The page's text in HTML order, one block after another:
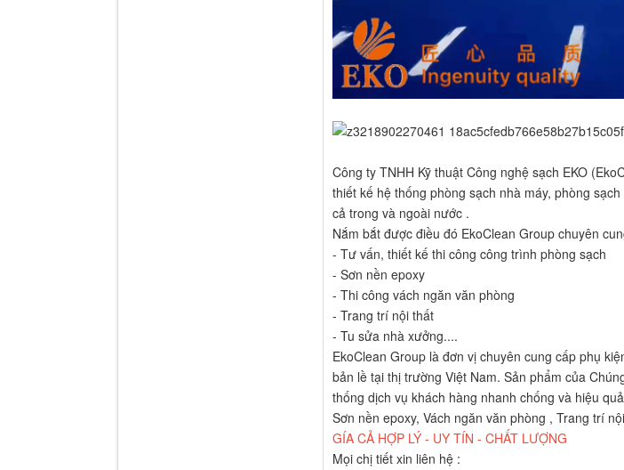
Công ty TNHH Kỹ thuật Công nghệ sạch EKO
thiết kế hệ thống phòng sạch nhà máy, phòng
cả trong và ngoài nước .
Nắm bắt được điều đó EkoClean Group chuyên
- Tư vấn, thiết kế thi công công trình phòng sạch
- Sơn nền epoxy
- Thi công vách ngăn văn phòng
- Trang trí nội thất
- Tu sửa nhà xưởng....
EkoClean Group là đơn vị chuyên cung cấp phụ
bản lề tại thị trường Việt Nam. Sản phẩm của
thống dịch vụ khách hàng nhanh chống và hiệu
Sơn nền epoxy, Vách ngăn văn phòng , Trang trí
GÍA CẢ HỢP LÝ - UY TÍN - CHẤT LƯỢNG
Mọi chị tiết xin liên hệ :